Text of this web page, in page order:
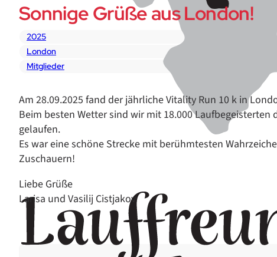
Sonnige Grüße aus London!
2025
London
Mitglieder
Am 28.09.2025 fand der jährliche Vitality Run 10 k in
Beim besten Wetter sind wir mit 18.000
gelaufen.
Es war eine schöne Strecke mit berühmtesten
Zuschauern!
Liebe Grüße
Larisa und Vasilij Cistjakov